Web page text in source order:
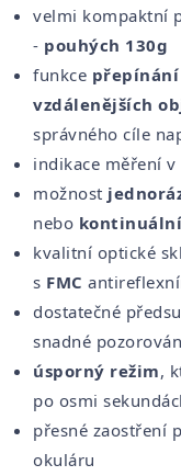
velmi kompaktní
- pouhých 130g
funkce
vzdálenějších
správného cíle
indikace měření
možnost
nebo
kvalitní optické
s FMC
dostatečné
snadné
úsporný režim,
po osmi
přesné zaostření
okuláru